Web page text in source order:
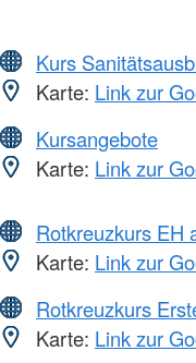
Kurs
Karte: Link zur
Kursangebote
Karte: Link zur
Rotkreuzkurs EH
Karte: Link zur
Rotkreuzkurs
Karte: Link zur